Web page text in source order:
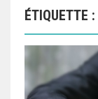
ÉTIQUETTE :